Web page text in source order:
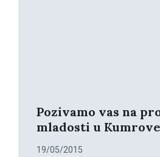
Pozivamo vas na
mladosti u
19/05/2015